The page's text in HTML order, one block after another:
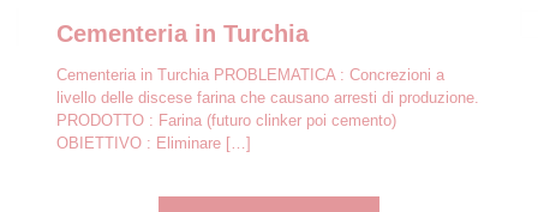
Cementeria in Turchia
Cementeria in Turchia PROBLEMATICA : Concrezioni a
livello delle discese farina che causano arresti di produzione.
PRODOTTO : Farina (futuro clinker poi cemento)
OBIETTIVO : Eliminare[…]